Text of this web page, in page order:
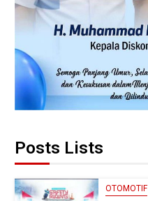
Posts Lists
OTOMOTIF